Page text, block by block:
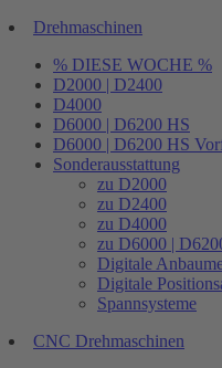
Drehmaschinen
% DIESE WOCHE %
D2000 | D2400
D4000
D6000 | D6200 HS
D6000 | D6200 HS
Sonderausstattung
zu D2000
zu D2400
zu D4000
zu D6000 |
Digitale
Digitale
Spannsysteme
CNC Drehmaschinen